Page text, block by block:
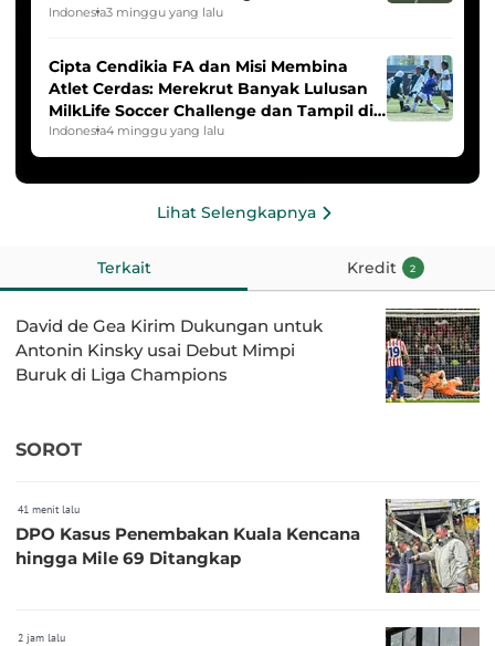
2025/2026
Indonesia3 minggu yang lalu
Cipta Cendikia FA dan Misi Membina
Atlet Cerdas: Merekrut Banyak Lulusan
MilkLife Soccer Challenge dan Tampil di
HYDROPLUS Soccer League
Indonesia4 minggu yang lalu
Lihat Selengkapnya
Terkait Kredit 2
David de Gea Kirim Dukungan untuk
Antonin Kinsky usai Debut Mimpi
Buruk di Liga Champions
SOROT
41 menit lalu
DPO Kasus Penembakan Kuala Kencana
hingga Mile 69 Ditangkap
2 jam lalu